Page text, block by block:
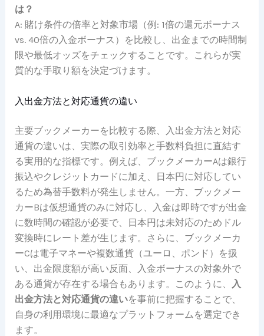
は？
A: 賭け条件の倍率と対象市場（例: 1倍の還元ボーナス
vs. 40倍の入金ボーナス）を比較し、出金までの時間制
限や最低オッズをチェックすることです。これらが実
質的な手取り額を決定づけます。
入出金方法と対応通貨の違い
主要ブックメーカーを比較する際、入出金方法と対応
通貨の違いは、実際の取引効率と手数料負担に直結す
る実用的な指標です。例えば、ブックメーカーAは銀行
振込やクレジットカードに加え、日本円に対応してい
るため為替手数料が発生しません。一方、ブックメー
カーBは仮想通貨のみに対応し、入金は即時ですが出金
に数時間の確認が必要で、日本円は未対応のためドル
変換時にレート差が生じます。さらに、ブックメーカ
ーCは電子マネーや複数通貨（ユーロ、ポンド）を扱
い、出金限度額が高い反面、入金ボーナスの対象外で
ある通貨が存在する場合もあります。このように、
入
出金方法と対応通貨の違いを事前に把握することで、
自身の利用環境に最適なプラットフォームを選定でき
ます。